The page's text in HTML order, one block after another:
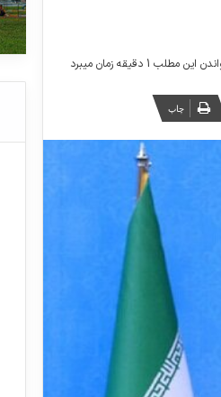
این مطلب 1 دقیقه زمان میبرد
چاپ